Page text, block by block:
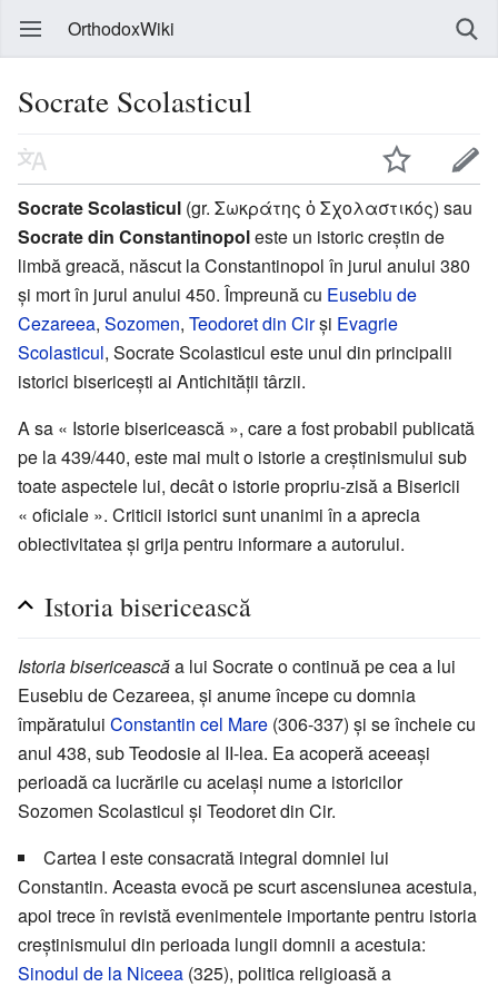
OrthodoxWiki
Socrate Scolasticul
Socrate Scolasticul (gr. Σωκράτης ὁ Σχολαστικός) sau
Socrate din Constantinopoleste un istoric creștin de
limbă greacă, născut la Constantinopol în jurul anului 380
și mort în jurul anului 450. Împreună cu Eusebiu de
Cezareea, Sozomen, Teodoret din Cirși Evagrie
Scolasticul, Socrate Scolasticul este unul din principalii
istorici bisericești ai Antichității târzii.
A sa « Istorie bisericească », care a fost probabil publicată
pe la 439/440, este mai mult o istorie a creștinismului sub
toate aspectele lui, decât o istorie propriu-zisă a Bisericii
« oficiale ». Criticii istorici sunt unanimi în a aprecia
obiectivitatea și grija pentru informare a autorului.
Istoria bisericească
Istoria bisericeascăa lui Socrate o continuă pe cea a lui
Eusebiu de Cezareea, și anume începe cu domnia
împăratului Constantin cel Mare (306-337) și se încheie cu
anul 438, sub Teodosie al II-lea. Ea acoperă aceeași
perioadă ca lucrările cu același nume a istoricilor
Sozomen Scolasticul și Teodoret din Cir.
Cartea I este consacrată integral domniei lui
Constantin. Aceasta evocă pe scurt ascensiunea acestuia,
apoi trece în revistă evenimentele importante pentru istoria
creștinismului din perioada lungii domnii a acestuia:
Sinodul de la Niceea (325), politica religioasă a